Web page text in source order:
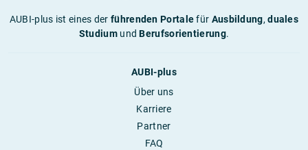
AUBI-plus ist eines derführenden Portalefür Ausbildung,duales
StudiumundBerufsorientierung.
AUBI-plus
Über uns
Karriere
Partner
FAQ